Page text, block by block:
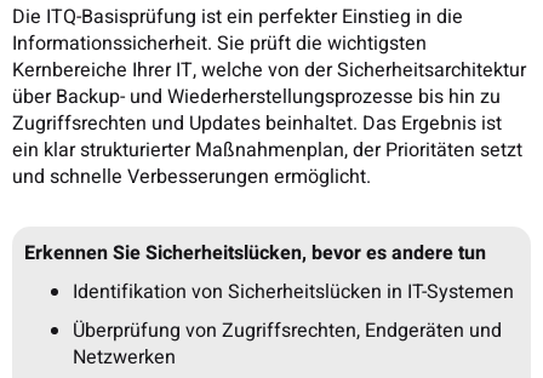
Die ITQ-Basisprüfung ist ein perfekter Einstieg in die
Informationssicherheit. Sie prüft die wichtigsten
Kernbereiche Ihrer IT, welche von der Sicherheitsarchitektur
über Backup- und Wiederherstellungsprozesse bis hin zu
Zugriffsrechten und Updates beinhaltet. Das Ergebnis ist
ein klar strukturierter Maßnahmenplan, der Prioritäten setzt
und schnelle Verbesserungen ermöglicht.
Erkennen Sie Sicherheitslücken, bevor es andere tun
Identifikation von Sicherheitslücken in IT-Systemen
Überprüfung von Zugriffsrechten, Endgeräten und
Netzwerken